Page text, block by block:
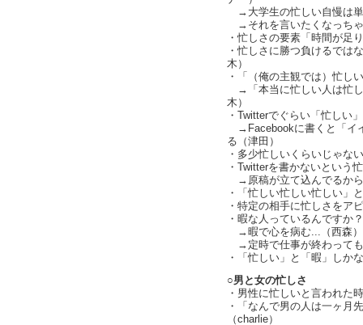
→大学生の忙しい自慢は
→それを言いたくなっち
・忙しさの要素「時間が足
・忙しさに勝つ負けるでは
木）
・「（俺の主観では）忙し
→「本当に忙しい人は忙し
木）
・Twitterでぐらい「忙しい
→Facebookに書くと「イ
る（津田）
・多少忙しいくらいじゃな
・Twitterを書かないという
→原稿が立て込んでるから
・「忙しい忙しい忙しい」
・特定の相手に忙しさをア
・暇な人っているんですか
→暇で心を病む...（西森）
→定時で仕事が終わって
・「忙しい」と「暇」しか
○男と女の忙しさ
・男性に忙しいと言われた
・「なんで男の人は一ヶ月
（charlie）